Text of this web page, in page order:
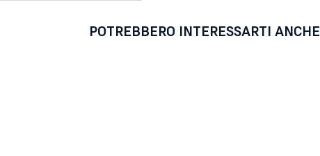
POTREBBERO INTERESSARTI ANCHE